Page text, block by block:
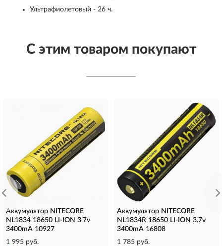
Ультрафиолетовый - 26 ч.
С этим товаром покупают
Аккумулятор NITECORE
NL1834 18650 LI-ION 3.7v
3400mA 10927
1 995 руб.
Аккумулятор NITECORE
NL1834R 18650 LI-ION 3.7v
3400mA 16808
1 785 руб.